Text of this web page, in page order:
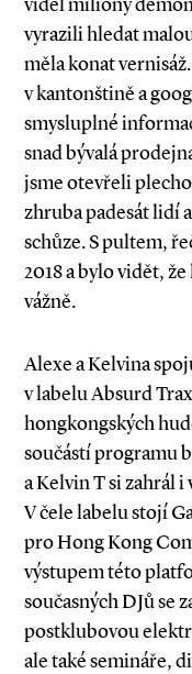
vyrazili hledat
měla konat
v kantonštině a
smysluplné
snad bývalá
jsme otevřeli
zhruba padesát lidí
schůze. S pultem,
2018 a bylo vidět,
vážně.
Alexe a Kelvina
v labelu Absurd
hongkongských
součástí programu
a Kelvin T si zahrál
V čele labelu stojí
pro Hong Kong
výstupem této
současných DJů se
postklubovou
ale také semináře,